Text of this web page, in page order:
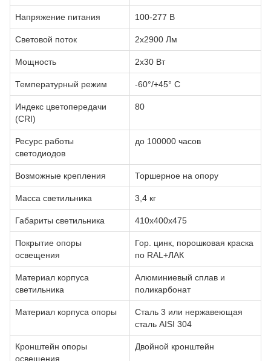
Напряжение питания 100-277 В
Световой поток 2х2900 Лм
Мощность 2х30 Вт
Температурный режим -60°/+45° С
Индекс цветопередачи
(CRI)
80
Ресурс работы
светодиодов
до 100000 часов
Возможные крепления Торшерное на опору
Масса светильника 3,4 кг
Габариты светильника 410х400х475
Покрытие опоры
освещения
Гор. цинк, порошковая краска
по RAL+ЛАК
Материал корпуса
светильника
Алюминиевый сплав и
поликарбонат
Материал корпуса опоры
Сталь 3 или нержавеющая
сталь AISI 304
Кронштейн опоры
освещения
Двойной кронштейн